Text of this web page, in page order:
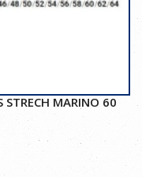
STRECH MARINO 60